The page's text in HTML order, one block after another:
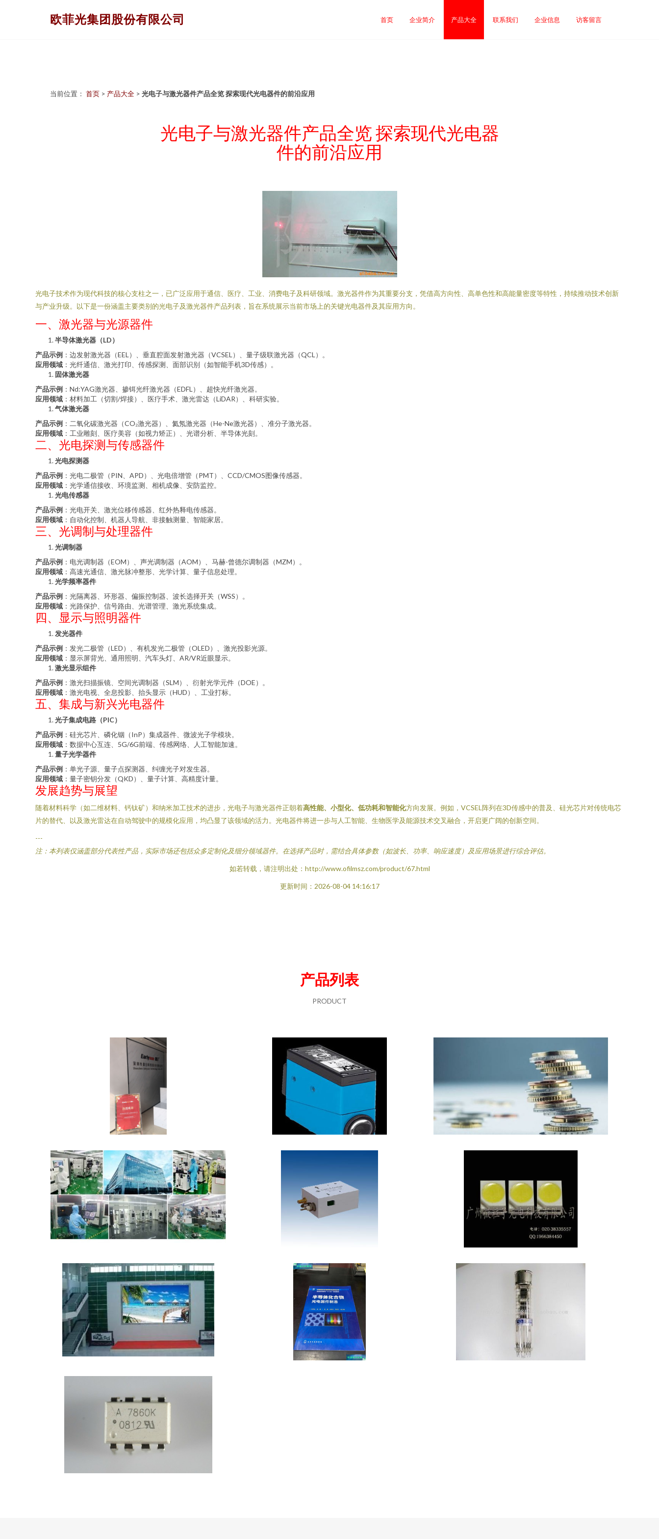
欧菲光集团股份有限公司 首页 企业简介 产品大全 联系我们 企业信息 访客留言
当前位置： 首页 > 产品大全 > 光电子与激光器件产品全览 探索现代光电器件的前沿应用
光电子与激光器件产品全览 探索现代光电器
件的前沿应用
光电子技术作为现代科技的核心支柱之一，已广泛应用于通信、医疗、工业、消费电子及科研领域。激光器件作为其重要分支，凭借高方向性、高单色性和高能量密度等特性，持续推动技术创新
与产业升级。以下是一份涵盖主要类别的光电子及激光器件产品列表，旨在系统展示当前市场上的关键光电器件及其应用方向。
一、激光器与光源器件
半导体激光器（LD）
产品示例 ：边发射激光器（EEL）、垂直腔面发射激光器（VCSEL）、量子级联激光器（QCL）。
应用领域 ：光纤通信、激光打印、传感探测、面部识别（如智能手机3D传感）。
固体激光器
产品示例 ：Nd:YAG激光器、掺铒光纤激光器（EDFL）、超快光纤激光器。
应用领域 ：材料加工（切割/焊接）、医疗手术、激光雷达（LiDAR）、科研实验。
气体激光器
产品示例 ：二氧化碳激光器（CO₂激光器）、氦氖激光器（He-Ne激光器）、准分子激光器。
应用领域 ：工业雕刻、医疗美容（如视力矫正）、光谱分析、半导体光刻。
二、光电探测与传感器件
光电探测器
产品示例 ：光电二极管（PIN、APD）、光电倍增管（PMT）、CCD/CMOS图像传感器。
应用领域 ：光学通信接收、环境监测、相机成像、安防监控。
光电传感器
产品示例 ：光电开关、激光位移传感器、红外热释电传感器。
应用领域 ：自动化控制、机器人导航、非接触测量、智能家居。
三、光调制与处理器件
光调制器
产品示例 ：电光调制器（EOM）、声光调制器（AOM）、马赫-曾德尔调制器（MZM）。
应用领域 ：高速光通信、激光脉冲整形、光学计算、量子信息处理。
光学频率器件
产品示例 ：光隔离器、环形器、偏振控制器、波长选择开关（WSS）。
应用领域 ：光路保护、信号路由、光谱管理、激光系统集成。
四、显示与照明器件
发光器件
产品示例 ：发光二极管（LED）、有机发光二极管（OLED）、激光投影光源。
应用领域 ：显示屏背光、通用照明、汽车头灯、AR/VR近眼显示。
激光显示组件
产品示例 ：激光扫描振镜、空间光调制器（SLM）、衍射光学元件（DOE）。
应用领域 ：激光电视、全息投影、抬头显示（HUD）、工业打标。
五、集成与新兴光电器件
光子集成电路（PIC）
产品示例 ：硅光芯片、磷化铟（InP）集成器件、微波光子学模块。
应用领域 ：数据中心互连、5G/6G前端、传感网络、人工智能加速。
量子光学器件
产品示例 ：单光子源、量子点探测器、纠缠光子对发生器。
应用领域 ：量子密钥分发（QKD）、量子计算、高精度计量。
发展趋势与展望
随着材料科学（如二维材料、钙钛矿）和纳米加工技术的进步，光电子与激光器件正朝着高性能、小型化、低功耗和智能化方向发展。例如，VCSEL阵列在3D传感中的普及、硅光芯片对传统电芯
片的替代、以及激光雷达在自动驾驶中的规模化应用，均凸显了该领域的活力。光电器件将进一步与人工智能、生物医学及能源技术交叉融合，开启更广阔的创新空间。
---
注：本列表仅涵盖部分代表性产品，实际市场还包括众多定制化及细分领域器件。在选择产品时，需结合具体参数（如波长、功率、响应速度）及应用场景进行综合评估。
如若转载，请注明出处：http://www.ofilmsz.com/product/67.html
更新时间：2026-08-04 14:16:17
产品列表
PRODUCT